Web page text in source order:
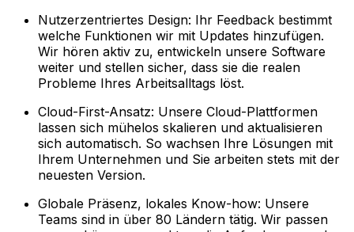
Nutzerzentriertes Design: Ihr Feedback bestimmt
welche Funktionen wir mit Updates hinzufügen.
Wir hören aktiv zu, entwickeln unsere Software
weiter und stellen sicher, dass sie die realen
Probleme Ihres Arbeitsalltags löst.
Cloud-First-Ansatz: Unsere Cloud-Plattformen
lassen sich mühelos skalieren und aktualisieren
sich automatisch. So wachsen Ihre Lösungen mit
Ihrem Unternehmen und Sie arbeiten stets mit der
neuesten Version.
Globale Präsenz, lokales Know-how: Unsere
Teams sind in über 80 Ländern tätig. Wir passen